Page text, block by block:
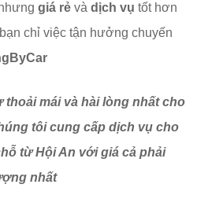
giá rẻ và dịch vụ tốt hơn
chỉ việc tận hưởng chuyến
thoải mái và hài lòng nhất cho
tôi cung cấp dịch vụ cho
từ Hội An với giá cả phải
nhất